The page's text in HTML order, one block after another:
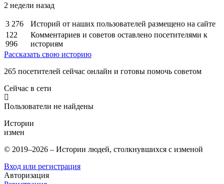
2 недели назад
3 276
Историй от наших пользователей размещено на сайте
122
996
Комментариев и советов оставлено посетителями к
историям
Рассказать свою историю
265 посетителей сейчас онлайн и готовы помочь советом
Сейчас в сети
Пользователи не найдены
Истории
измен
© 2019–2026 – Истории людей, столкнувшихся с изменой
Вход или регистрация
Авторизация